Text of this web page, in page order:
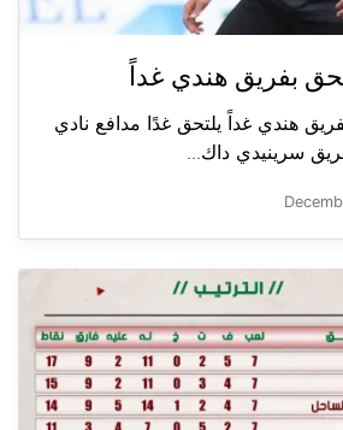
بفريق هندي غداً
هندي غداً يلتحق غدًا مدافع نادي
سرينيدي داك...